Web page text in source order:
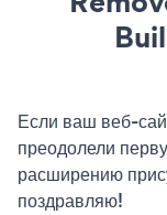
Если ваш веб-
преодолели
расширению
поздравляю!